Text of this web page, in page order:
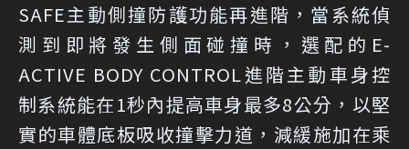
SAFE主動側撞防護功能再進階，當系統偵
測到即將發生側面碰撞時，選配的E-
ACTIVE BODY CONTROL進階主動車身控
制系統能在1秒內提高車身最多8公分，以堅
實的車體底板吸收撞擊力道，減緩施加在乘